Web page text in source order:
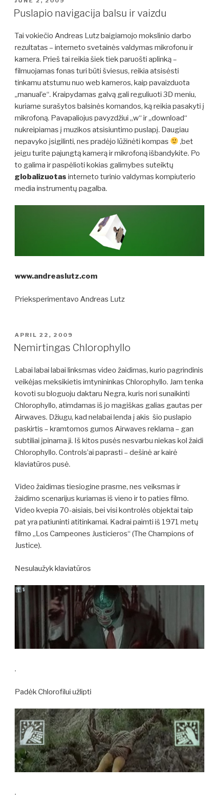
ON
Puslapio navigacija balsu ir vaizdu
Tai vokiečio Andreas Lutz baigiamojo mokslinio darbo
rezultatas – interneto svetainės valdymas mikrofonu ir
kamera. Prieš tai reikia šiek tiek paruošti aplinką –
filmuojamas fonas turi būti šviesus, reikia atsisėsti
tinkamu atstumu nuo web kameros, kaip pavaizduota
„manual’e“. Kraipydamas galvą gali reguliuoti 3D meniu,
kuriame surašytos balsinės komandos, ką reikia pasakyti į
mikrofoną. Pavapaliojus pavyzdžiui „w“ ir „download“
nukreipiamas į muzikos atsisiuntimo puslapį. Daugiau
nepavyko įsigilinti, nes pradėjo lūžinėti kompas
,bet
jeigu turite pajungtą kamerą ir mikrofoną išbandykite. Po
to galima ir paspėlioti kokias galimybes suteiktų
globalizuotas interneto turinio valdymas kompiuterio
media instrumentų pagalba.
www.andreaslutz.com
Prieksperimentavo Andreas Lutz
POSTED
ON
APRIL 22, 2009
Nemirtingas Chlorophyllo
Labai labai labai linksmas video žaidimas, kurio pagrindinis
veikėjas meksikietis imtynininkas Chlorophyllo. Jam tenka
kovoti su bloguoju daktaru Negra, kuris nori sunaikinti
Chlorophyllo, atimdamas iš jo magiškas galias gautas per
Airwaves. Džiugu, kad nelabai lenda į akis šio puslapio
paskirtis – kramtomos gumos Airwaves reklama – gan
subtiliai įpinama ji. Iš kitos pusės nesvarbu niekas kol žaidi
Chlorophyllo. Controls’ai paprasti – dešinė ar kairė
klaviatūros pusė.
Video žaidimas tiesiogine prasme, nes veiksmas ir
žaidimo scenarijus kuriamas iš vieno ir to paties filmo.
Video kvepia 70-aisiais, bei visi kontrolės objektai taip
pat yra patiuninti atitinkamai. Kadrai paimti iš 1971 metų
filmo „Los Campeones Justicieros“ (The Champions of
Justice).
Nesulaužyk klaviatūros
.
Padėk Chlorofilui užlipti
.